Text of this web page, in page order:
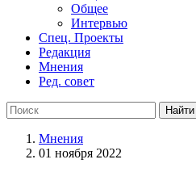
Общее
Интервью
Спец. Проекты
Редакция
Мнения
Ред. совет
Мнения
01 ноября 2022